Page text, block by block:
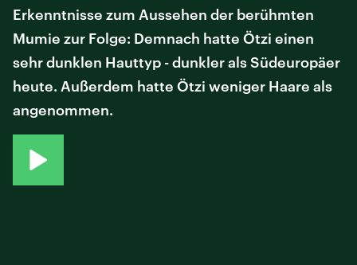
Erkenntnisse zum Aussehen der berühmten
Mumie zur Folge: Demnach hatte Ötzi einen
sehr dunklen Hauttyp - dunkler als Südeuropäer
heute. Außerdem hatte Ötzi weniger Haare als
angenommen.